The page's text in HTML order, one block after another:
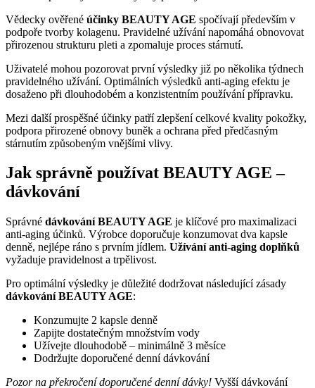
Vědecky ověřené účinky BEAUTY AGE spočívají především v
podpoře tvorby kolagenu. Pravidelné užívání napomáhá obnovovat
přirozenou strukturu pleti a zpomaluje proces stárnutí.
Uživatelé mohou pozorovat první výsledky již po několika týdnech
pravidelného užívání. Optimálních výsledků anti-aging efektu je
dosaženo při dlouhodobém a konzistentním používání přípravku.
Mezi další prospěšné účinky patří zlepšení celkové kvality pokožky,
podpora přirozené obnovy buněk a ochrana před předčasným
stárnutím způsobeným vnějšími vlivy.
Jak správně používat BEAUTY AGE –
dávkování
Správné dávkování BEAUTY AGE je klíčové pro maximalizaci
anti-aging účinků. Výrobce doporučuje konzumovat dva kapsle
denně, nejlépe ráno s prvním jídlem. Užívání anti-aging doplňků
vyžaduje pravidelnost a trpělivost.
Pro optimální výsledky je důležité dodržovat následující zásady
dávkování BEAUTY AGE:
Konzumujte 2 kapsle denně
Zapijte dostatečným množstvím vody
Užívejte dlouhodobě – minimálně 3 měsíce
Dodržujte doporučené denní dávkování
Pozor na překročení doporučené denní dávky! Vyšší dávkování